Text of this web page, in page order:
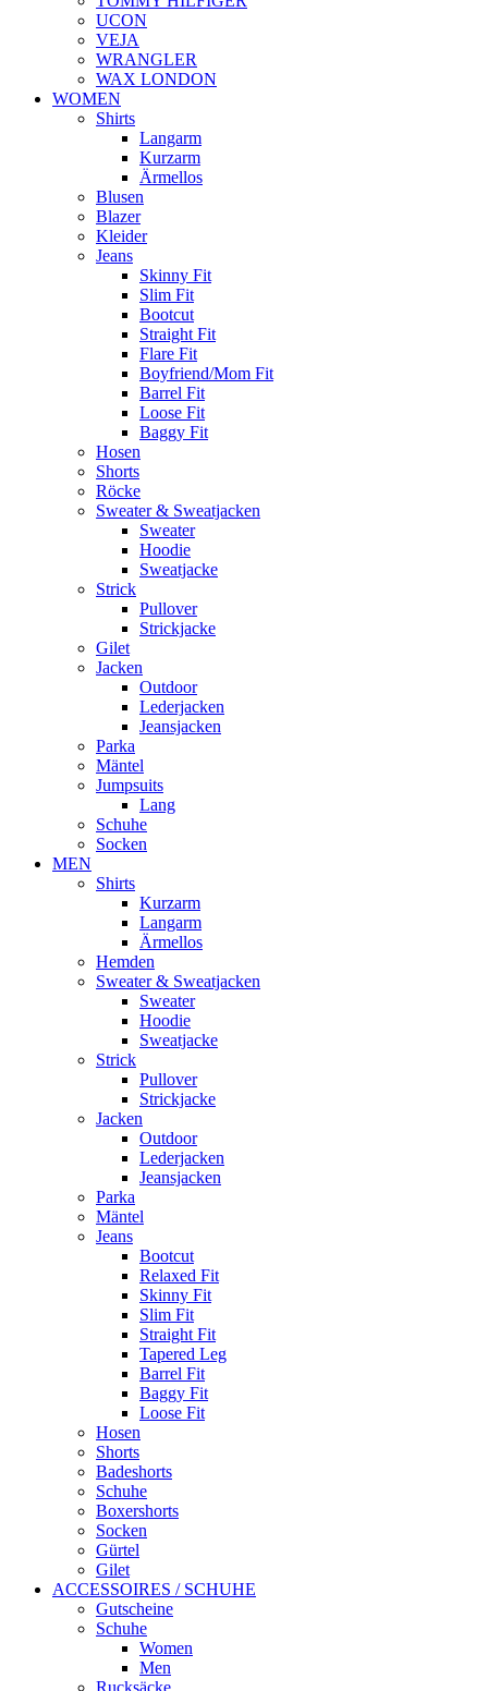
UCON
VEJA
WRANGLER
WAX LONDON
WOMEN
Shirts
Langarm
Kurzarm
Ärmellos
Blusen
Blazer
Kleider
Jeans
Skinny Fit
Slim Fit
Bootcut
Straight Fit
Flare Fit
Boyfriend/Mom Fit
Barrel Fit
Loose Fit
Baggy Fit
Hosen
Shorts
Röcke
Sweater & Sweatjacken
Sweater
Hoodie
Sweatjacke
Strick
Pullover
Strickjacke
Gilet
Jacken
Outdoor
Lederjacken
Jeansjacken
Parka
Mäntel
Jumpsuits
Lang
Schuhe
Socken
MEN
Shirts
Kurzarm
Langarm
Ärmellos
Hemden
Sweater & Sweatjacken
Sweater
Hoodie
Sweatjacke
Strick
Pullover
Strickjacke
Jacken
Outdoor
Lederjacken
Jeansjacken
Parka
Mäntel
Jeans
Bootcut
Relaxed Fit
Skinny Fit
Slim Fit
Straight Fit
Tapered Leg
Barrel Fit
Baggy Fit
Loose Fit
Hosen
Shorts
Badeshorts
Schuhe
Boxershorts
Socken
Gürtel
Gilet
ACCESSOIRES / SCHUHE
Gutscheine
Schuhe
Women
Men
Rucksäcke